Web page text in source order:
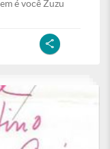
é você Zuzu